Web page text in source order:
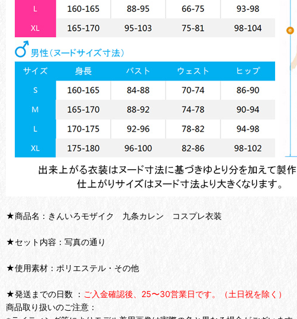
★商品名：きんいろモザイク 九条カレン コスプレ衣装
★セット内容：写真の通り
★使用素材：ポリエステル・その他
★発送までの日数 ： ご入金確認後、25〜30営業日です。（土日祝を除く）
商品取り扱いのご注意：